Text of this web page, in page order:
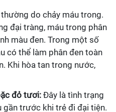
do chảy máu trong.
đại tràng, máu trong phân
màu đen. Trong một số
có thể làm phân đen toàn
Khi hòa tan trong nước,
đỏ tươi: Đây là tình trạng
gần trước khi trẻ đi đại tiện.